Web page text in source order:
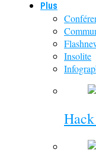
Plus
Insolite